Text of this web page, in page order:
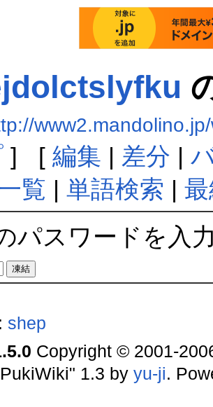
] [ 編集 | 差分 |
覧 | 単語検索 |
パスワードを入
shep
Copyright © 2001-
1.3 by yu-ji.